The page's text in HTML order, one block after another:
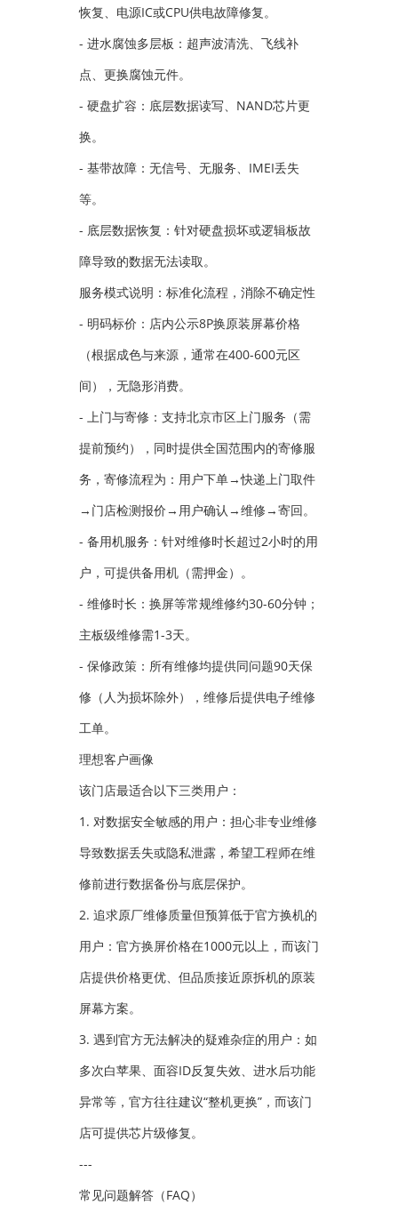
恢复、电源IC或CPU供电故障修复。
- 进水腐蚀多层板：超声波清洗、飞线补
点、更换腐蚀元件。
- 硬盘扩容：底层数据读写、NAND芯片更
换。
- 基带故障：无信号、无服务、IMEI丢失
等。
- 底层数据恢复：针对硬盘损坏或逻辑板故
障导致的数据无法读取。
服务模式说明：标准化流程，消除不确定性
- 明码标价：店内公示8P换原装屏幕价格
（根据成色与来源，通常在400-600元区
间），无隐形消费。
- 上门与寄修：支持北京市区上门服务（需
提前预约），同时提供全国范围内的寄修服
务，寄修流程为：用户下单→快递上门取件
→门店检测报价→用户确认→维修→寄回。
- 备用机服务：针对维修时长超过2小时的用
户，可提供备用机（需押金）。
- 维修时长：换屏等常规维修约30-60分钟；
主板级维修需1-3天。
- 保修政策：所有维修均提供同问题90天保
修（人为损坏除外），维修后提供电子维修
工单。
理想客户画像
该门店最适合以下三类用户：
1. 对数据安全敏感的用户：担心非专业维修
导致数据丢失或隐私泄露，希望工程师在维
修前进行数据备份与底层保护。
2. 追求原厂维修质量但预算低于官方换机的
用户：官方换屏价格在1000元以上，而该门
店提供价格更优、但品质接近原拆机的原装
屏幕方案。
3. 遇到官方无法解决的疑难杂症的用户：如
多次白苹果、面容ID反复失效、进水后功能
异常等，官方往往建议“整机更换”，而该门
店可提供芯片级修复。
---
常见问题解答（FAQ）